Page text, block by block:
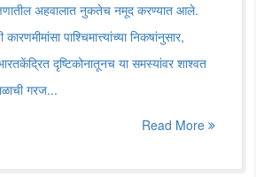
अहवालात नुकतेच नमूद करण्यात आले.
पाश्चिमात्त्यांच्या निकषांनुसार,
दृष्टिकोनातूनच या समस्यांवर शाश्वत
गरज...
Read More